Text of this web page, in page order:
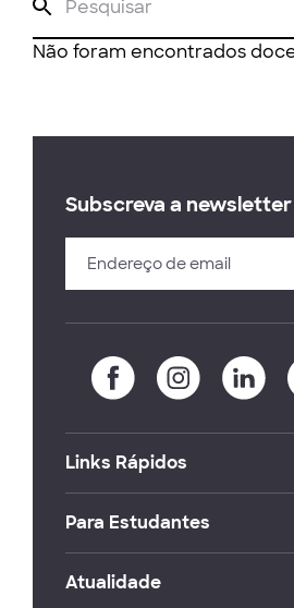
Não foram encontrados
Subscreva a newsletter
Links Rápidos
Para Estudantes
Atualidade